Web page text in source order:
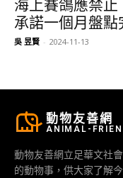
海上賽鴿應禁
承諾一個月盤
吳 昱賢 - 2024-11-13
動物友善網
ANIMAL-
動物友善網立足華文社
的動物事，供大家了解